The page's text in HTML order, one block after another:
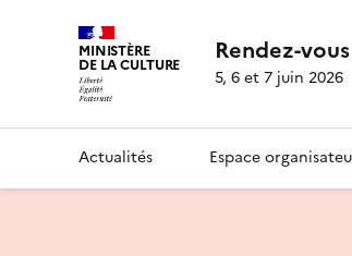
MINISTÈRE
DE LA CULTURE Rendez-
5, 6 et 7 juin 2026
Actualités Espace